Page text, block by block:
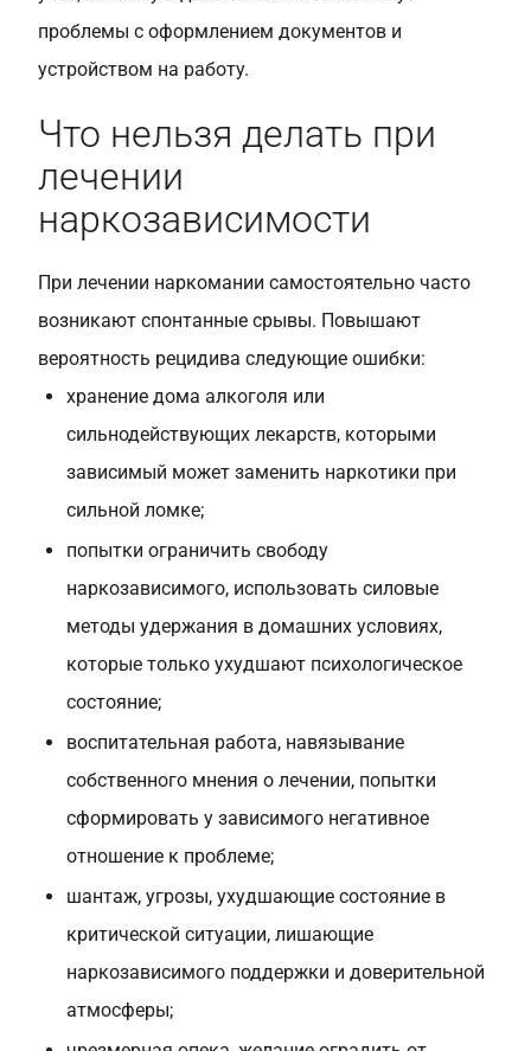
проблемы с оформлением документов и
устройством на работу.
Что нельзя делать при
лечении
наркозависимости
При лечении наркомании самостоятельно часто
возникают спонтанные срывы. Повышают
вероятность рецидива следующие ошибки:
хранение дома алкоголя или
сильнодействующих лекарств, которыми
зависимый может заменить наркотики при
сильной ломке;
попытки ограничить свободу
наркозависимого, использовать силовые
методы удержания в домашних условиях,
которые только ухудшают психологическое
состояние;
воспитательная работа, навязывание
собственного мнения о лечении, попытки
сформировать у зависимого негативное
отношение к проблеме;
шантаж, угрозы, ухудшающие состояние в
критической ситуации, лишающие
наркозависимого поддержки и доверительной
атмосферы;